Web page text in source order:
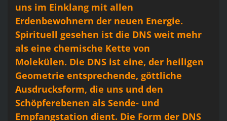
uns im Einklang mit allen
Erdenbewohnern der neuen Energie.
Spirituell gesehen ist die DNS weit mehr
als eine chemische Kette von
Molekülen. Die DNS ist eine, der heiligen
Geometrie entsprechende, göttliche
Ausdrucksform, die uns und den
Schöpferebenen als Sende- und
Empfangstation dient. Die Form der DNS